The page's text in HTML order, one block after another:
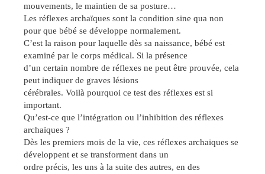
mouvements, le maintien de sa posture…
Les réflexes archaïques sont la condition sine qua non
pour que bébé se développe normalement.
C’est la raison pour laquelle dès sa naissance, bébé est
examiné par le corps médical. Si la présence
d’un certain nombre de réflexes ne peut être prouvée, cela
peut indiquer de graves lésions
cérébrales. Voilà pourquoi ce test des réflexes est si
important.
Qu’est-ce que l’intégration ou l’inhibition des réflexes
archaïques ?
Dès les premiers mois de la vie, ces réflexes archaïques se
développent et se transforment dans un
ordre précis, les uns à la suite des autres, en des